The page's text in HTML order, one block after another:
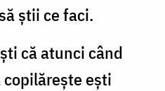
știi ce faci.
că atunci când
ești